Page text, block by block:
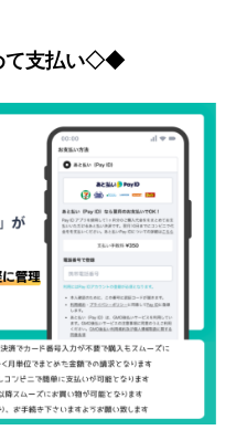
て支払い◇◆